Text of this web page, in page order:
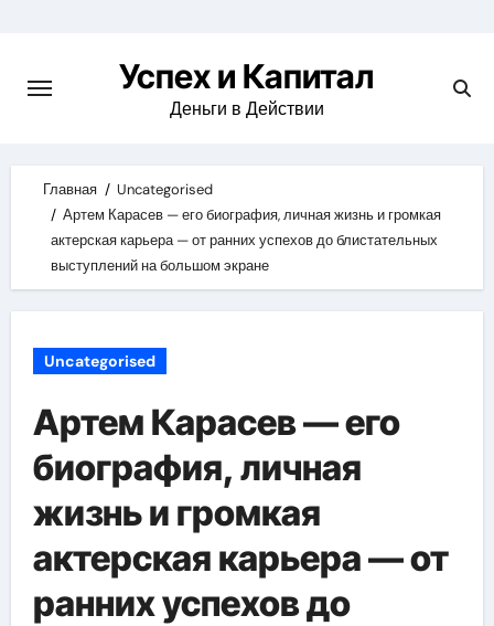
content
Успех и Капитал
Деньги в Действии
Главная
Uncategorised
Артем Карасев — его биография, личная жизнь и громкая
актерская карьера — от ранних успехов до блистательных
выступлений на большом экране
Uncategorised
Артем Карасев — его
биография, личная
жизнь и громкая
актерская карьера — от
ранних успехов до